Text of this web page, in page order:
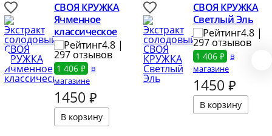
СВОЯ КРУЖКА
Ячменное
классическое
4.8 |
297 отзывов
1 406 ₽ в
магазине
1450 ₽
СВОЯ КРУЖКА
Светлый Эль
4.8 |
297 отзывов
1 406 ₽ в
магазине
1450 ₽